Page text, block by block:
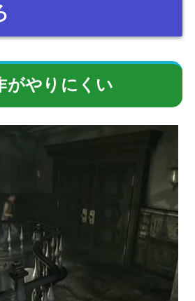
がやりにくい